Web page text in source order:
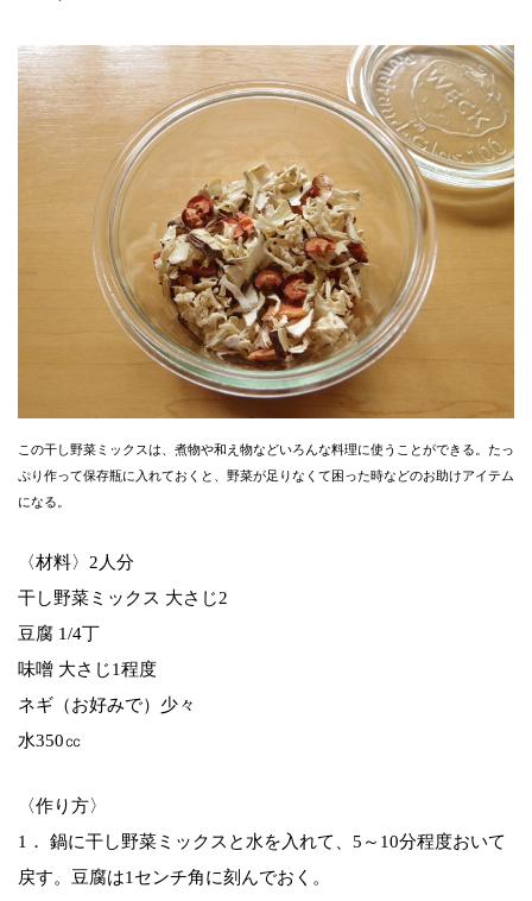
この干し野菜ミックスは、煮物や和え物などいろんな料理に使うことができる。たっ
ぷり作って保存瓶に入れておくと、野菜が足りなくて困った時などのお助けアイテム
になる。
〈材料〉2人分
干し野菜ミックス 大さじ2
豆腐 1/4丁
味噌 大さじ1程度
ネギ（お好みで）少々
水350㏄
〈作り方〉
1． 鍋に干し野菜ミックスと水を入れて、5～10分程度おいて
戻す。豆腐は1センチ角に刻んでおく。